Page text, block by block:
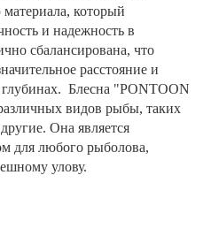
материала, который
и надежность в
сбалансирована, что
расстояние и
Блесна "PONTOON
видов рыбы, таких
Она является
для любого рыболова,
улову.